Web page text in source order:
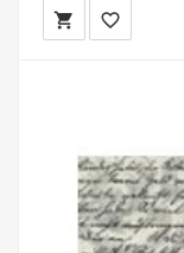
local_grocery_store favorite_border